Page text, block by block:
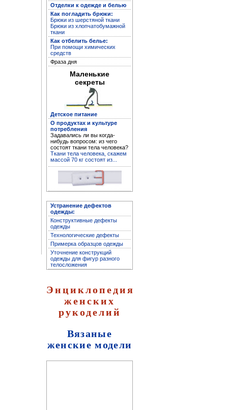
Устранение дефектов
одежды
Архив журнала
"Здоровье"
Архив журнала "Твоё
Отделки к одежде и белью
Как погладить брюки:
Брюки из шерстяной ткани
Брюки из хлопчатобумажной
ткани
Как отбелить белье:
При помощи химических
средств
Фраза дня
Маленькие
секреты
Детское питание
О продуктах и культуре
потребления
Задавались ли вы когда-
нибудь вопросом: из чего
состоят ткани тела человека?
Ткани тела человека, скажем
массой 70 кг состоят из...
Устранение дефектов
одежды:
Конструктивные дефекты
одежды
Технологические дефекты
Примерка образцов одежды
Уточнение конструкций
одежды для фигур разного
телосложения
Энциклопедия
женских
рукоделий
Вязаные
женские модели